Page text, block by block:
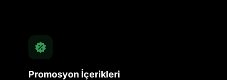
Promosyon İçerikleri